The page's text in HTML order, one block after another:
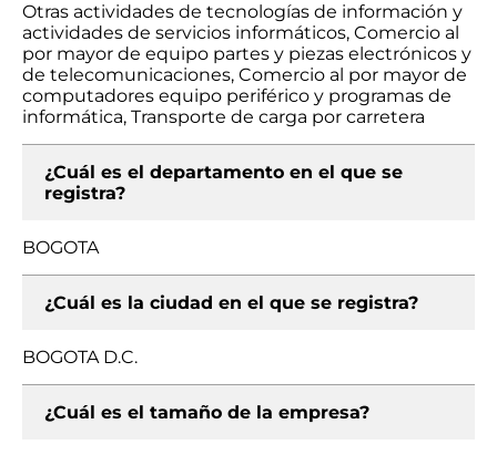
Otras actividades de tecnologías de información y
actividades de servicios informáticos, Comercio al
por mayor de equipo partes y piezas electrónicos y
de telecomunicaciones, Comercio al por mayor de
computadores equipo periférico y programas de
informática, Transporte de carga por carretera
¿Cuál es el departamento en el que se
registra?
BOGOTA
¿Cuál es la ciudad en el que se registra?
BOGOTA D.C.
¿Cuál es el tamaño de la empresa?